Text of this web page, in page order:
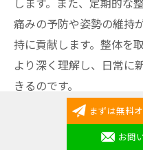
します。また、定期的な
痛みの予防や姿勢の維持
持に貢献します。整体を
より深く理解し、日常に
きるのです。
整体が導く新しい健康
まずは無料
お問